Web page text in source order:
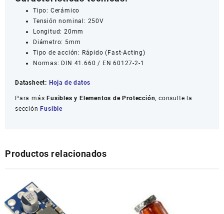
Tipo: Cerámico
Tensión nominal: 250V
Longitud: 20mm
Diámetro: 5mm
Tipo de acción: Rápido (Fast-Acting)
Normas: DIN 41.660 / EN 60127-2-1
Datasheet: Hoja de datos
Para másFusibles y Elementos de Protección, consulte la
secciónFusible
Productos relacionados